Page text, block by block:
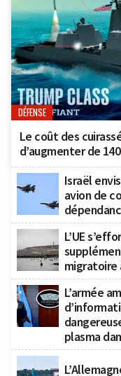
DÉFENSE
Le coût des
d’augmenter de
Israël
avion de
L’UE
migratoire
L’armée
plasma